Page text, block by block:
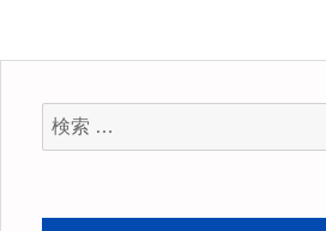
検
索
象: